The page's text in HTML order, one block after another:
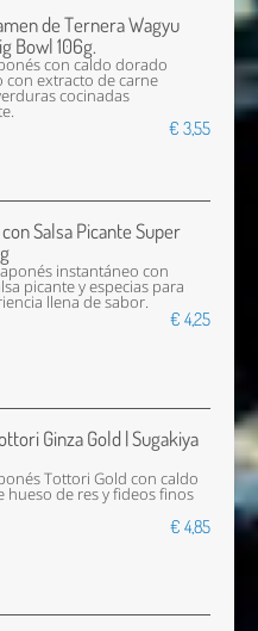
de Ternera Wagyu
Bowl 106g.
con caldo dorado
con extracto de carne
cocinadas
€ 3,55
Salsa Picante Super
instantáneo con
picante y especias para
llena de sabor.
€ 4,25
Ginza Gold | Sugakiya
Tottori Gold con caldo
hueso de res y fideos finos
€ 4,85